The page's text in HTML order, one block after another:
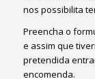
nos possibilita
Preencha o
e assim que
pretendida
encomenda.